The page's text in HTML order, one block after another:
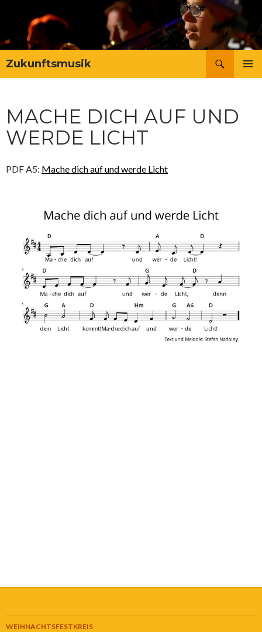
Zukunftsmusik
MACHE DICH AUF UND
WERDE LICHT
PDF A5: Mache dich auf und werde Licht
WEIHNACHTSFESTKREIS